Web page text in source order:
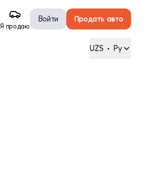
Я продаю
Войти Продать авто
UZS • Ру